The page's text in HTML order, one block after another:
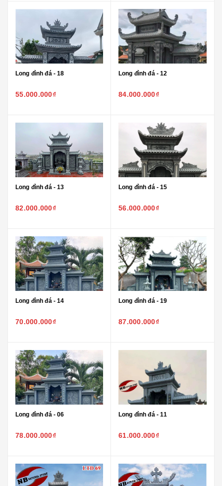
Long đình đá - 18
55.000.000₫
Long đình đá - 12
84.000.000₫
Long đình đá - 13
82.000.000₫
Long đình đá - 15
56.000.000₫
Long đình đá - 14
70.000.000₫
Long đình đá - 19
87.000.000₫
Long đình đá - 06
78.000.000₫
Long đình đá - 11
61.000.000₫